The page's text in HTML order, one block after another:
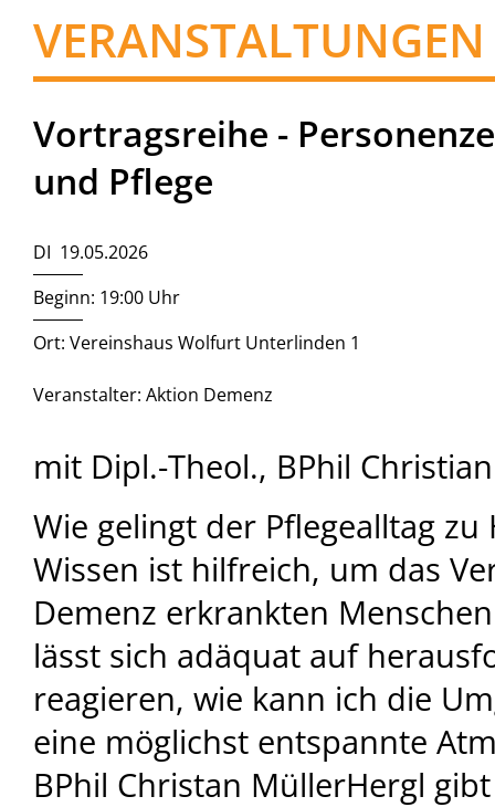
VERANSTALTUNGEN
Vortragsreihe -
und Pflege
DI 19.05.2026
Beginn: 19:00 Uhr
Ort: Vereinshaus Wolfurt Unterlinden 1
Veranstalter: Aktion Demenz
mit Dipl.-Theol., BPhil
Wie gelingt der Pflegealltag zu
Wissen ist hilfreich, um das
Demenz erkrankten
lässt sich adäquat auf
reagieren, wie kann ich die
eine möglichst entspannte
BPhil Christan MüllerHergl